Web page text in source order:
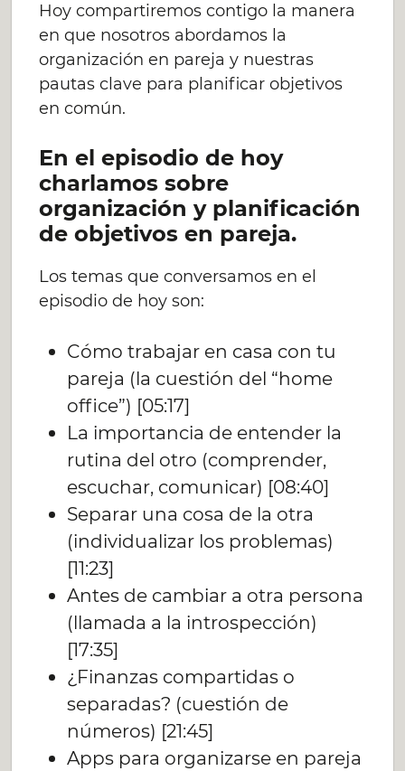
Hoy compartiremos contigo la manera
en que nosotros abordamos la
organización en pareja y nuestras
pautas clave para planificar objetivos
en común.
En el episodio de hoy
charlamos sobre
organización y planificación
de objetivos en pareja.
Los temas que conversamos en el
episodio de hoy son:
Cómo trabajar en casa con tu
pareja (la cuestión del “home
office”) [05:17]
La importancia de entender la
rutina del otro (comprender,
escuchar, comunicar) [08:40]
Separar una cosa de la otra
(individualizar los problemas)
[11:23]
Antes de cambiar a otra persona
(llamada a la introspección)
[17:35]
¿Finanzas compartidas o
separadas? (cuestión de
números) [21:45]
Apps para organizarse en pareja